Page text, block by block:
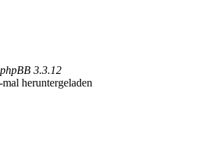
3.3.12
heruntergeladen